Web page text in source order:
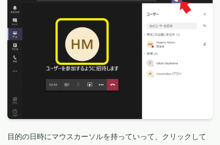
目的の日時にマウスカーソルを持っていって、クリックして